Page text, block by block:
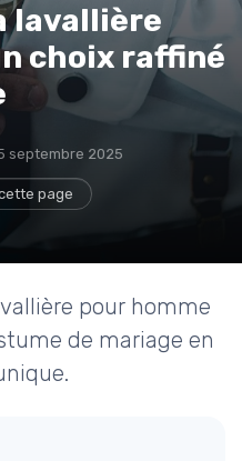
lavallière
choix raffiné
septembre 2025
page
pour homme
de mariage en